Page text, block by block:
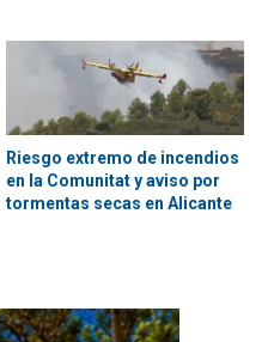
Riesgo extremo de incendios
en la Comunitat y aviso por
tormentas secas en Alicante